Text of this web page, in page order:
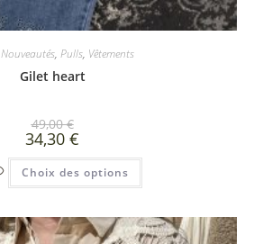
Nouveautés, Pulls, Vêtements
Gilet heart
49,00€
34,30 €
Choix des options